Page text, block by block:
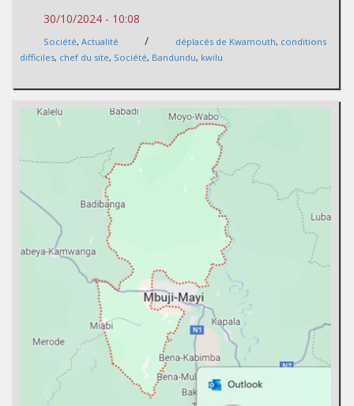
30/10/2024 - 10:08
Société, Actualité / déplacés de Kwamouth, conditions
difficiles, chef du site, Société, Bandundu, kwilu